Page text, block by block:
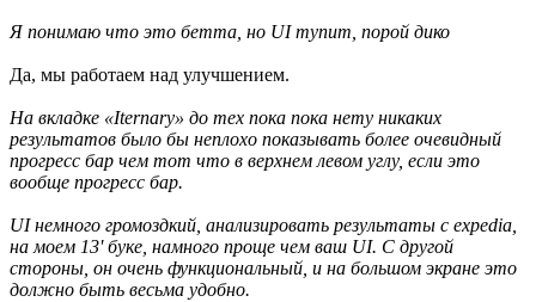
Я понимаю что это бетта, но UI тупит, порой дико
Да, мы работаем над улучшением.
На вкладке «Iternary» до тех пока пока нету никаких
результатов было бы неплохо показывать более очевидный
прогресс бар чем тот что в верхнем левом углу, если это
вообще прогресс бар.
UI немного громоздкий, анализировать результаты с expedia,
на моем 13' буке, намного проще чем ваш UI. С другой
стороны, он очень функциональный, и на большом экране это
должно быть весьма удобно.